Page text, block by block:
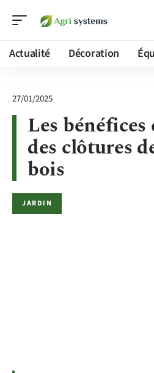
Actualité Décoration
27/01/2025
Les
des clôtures
bois
JARDIN